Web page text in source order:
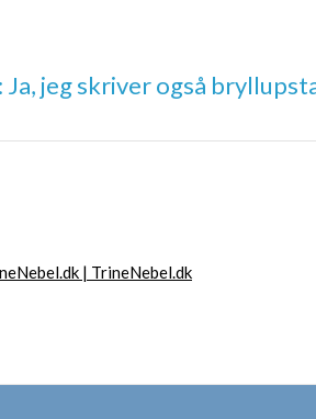
jeg skriver også
| TrineNebel.dk